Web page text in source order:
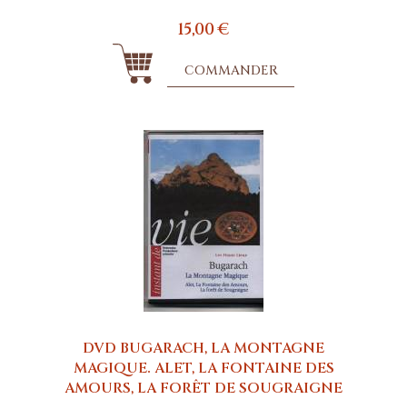
15,00 €
COMMANDER
DVD BUGARACH, LA MONTAGNE
MAGIQUE. ALET, LA FONTAINE DES
AMOURS, LA FORÊT DE SOUGRAIGNE